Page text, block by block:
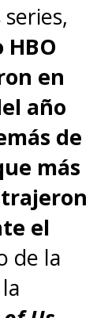
en
año
de
más
el
de la